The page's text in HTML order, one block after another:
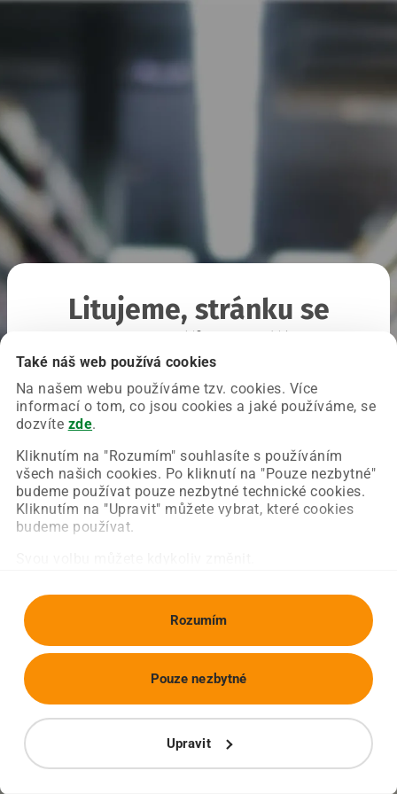
Také náš web používá cookies
Na našem webu používáme tzv. cookies. Více
informací o tom, co jsou cookies a jaké používáme, se
dozvíte zde.
Kliknutím na "Rozumím" souhlasíte s používáním
všech našich cookies. Po kliknutí na "Pouze nezbytné"
budeme používat pouze nezbytné technické cookies.
Kliknutím na "Upravit" můžete vybrat, které cookies
budeme používat.
Rozumím
Upravit
Pouze nezbytné
Litujeme, stránku se
Chyba nastala na naší straně a už ji opravujeme.
Zkuste prosím znovu načíst požadovanou stránku.
Obnovit stránku Úvodní strana